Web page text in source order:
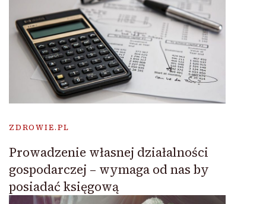
ZDROWIE.PL
Prowadzenie własnej działalności
gospodarczej – wymaga od nas by
posiadać księgową